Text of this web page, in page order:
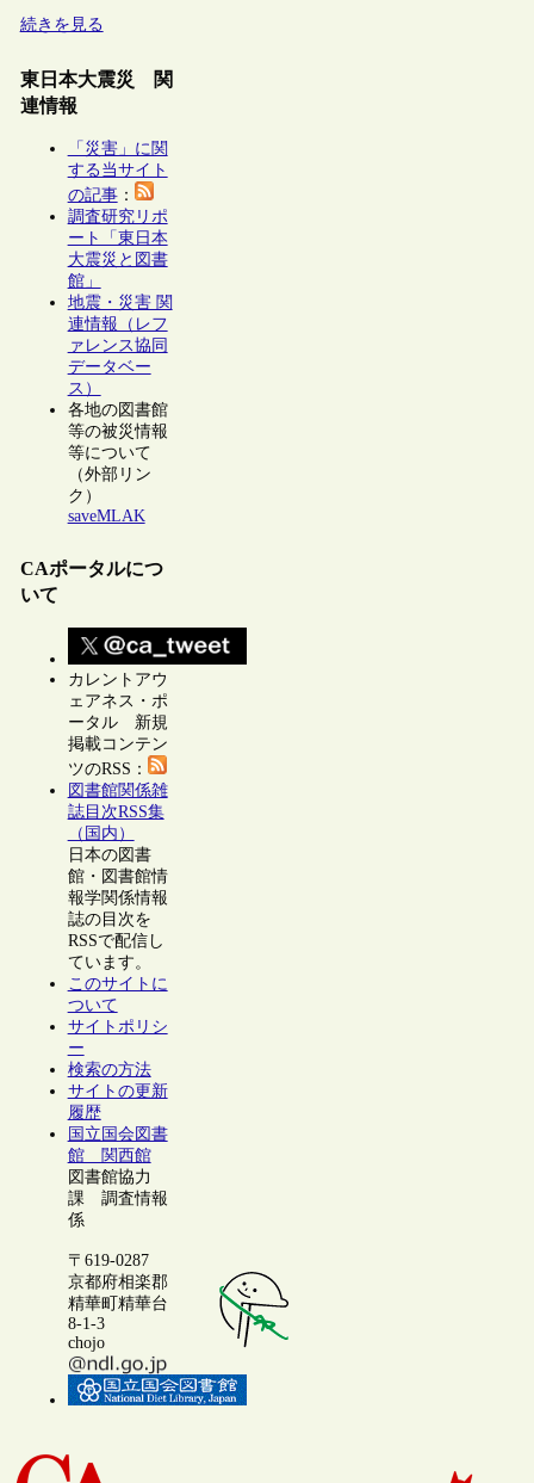
続きを見る
東日本大震災 関
連情報
「災害」に関
する当サイト
の記事：
調査研究リポ
ート「東日本
大震災と図書
館」
地震・災害 関
連情報（レフ
ァレンス協同
データベー
ス）
各地の図書館
等の被災情報
等について
（外部リン
ク）
saveMLAK
CAポータルにつ
いて
カレントアウ
ェアネス・ポ
ータル 新規
掲載コンテン
ツのRSS：
図書館関係雑
誌目次RSS集
（国内）
日本の図書
館・図書館情
報学関係情報
誌の目次を
RSSで配信し
ています。
このサイトに
ついて
サイトポリシ
ー
検索の方法
サイトの更新
履歴
国立国会図書
館 関西館
図書館協力
課 調査情報
係
〒619-0287
京都府相楽郡
精華町精華台
8-1-3
chojo